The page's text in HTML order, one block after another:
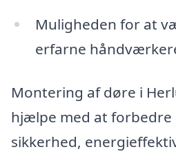
Muligheden for at
erfarne
Montering af døre i
hjælpe med at forbedre
sikkerhed,